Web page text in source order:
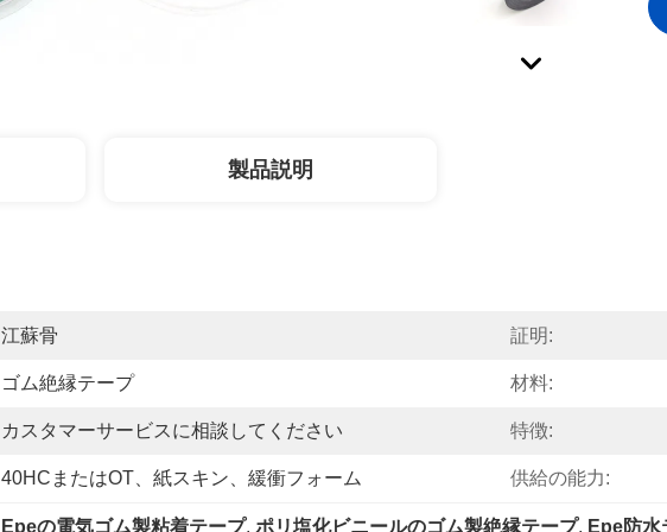
製品説明
江蘇骨 証明:
ゴム絶縁テープ 材料:
カスタマーサービスに相談してください 特徴:
40HCまたはOT、紙スキン、緩衝フォーム 供給の能力:
Epeの電気ゴム製粘着テープ, ポリ塩化ビニールのゴム製絶縁テープ, Epe防水